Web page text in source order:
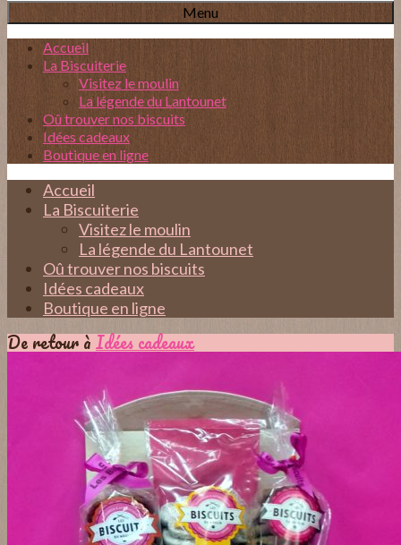
Menu
Accueil
La Biscuiterie
Visitez le moulin
La légende du Lantounet
Oû trouver nos biscuits
Idées cadeaux
Boutique en ligne
Accueil
La Biscuiterie
Visitez le moulin
La légende du Lantounet
Oû trouver nos biscuits
Idées cadeaux
Boutique en ligne
De retour àIdées cadeaux